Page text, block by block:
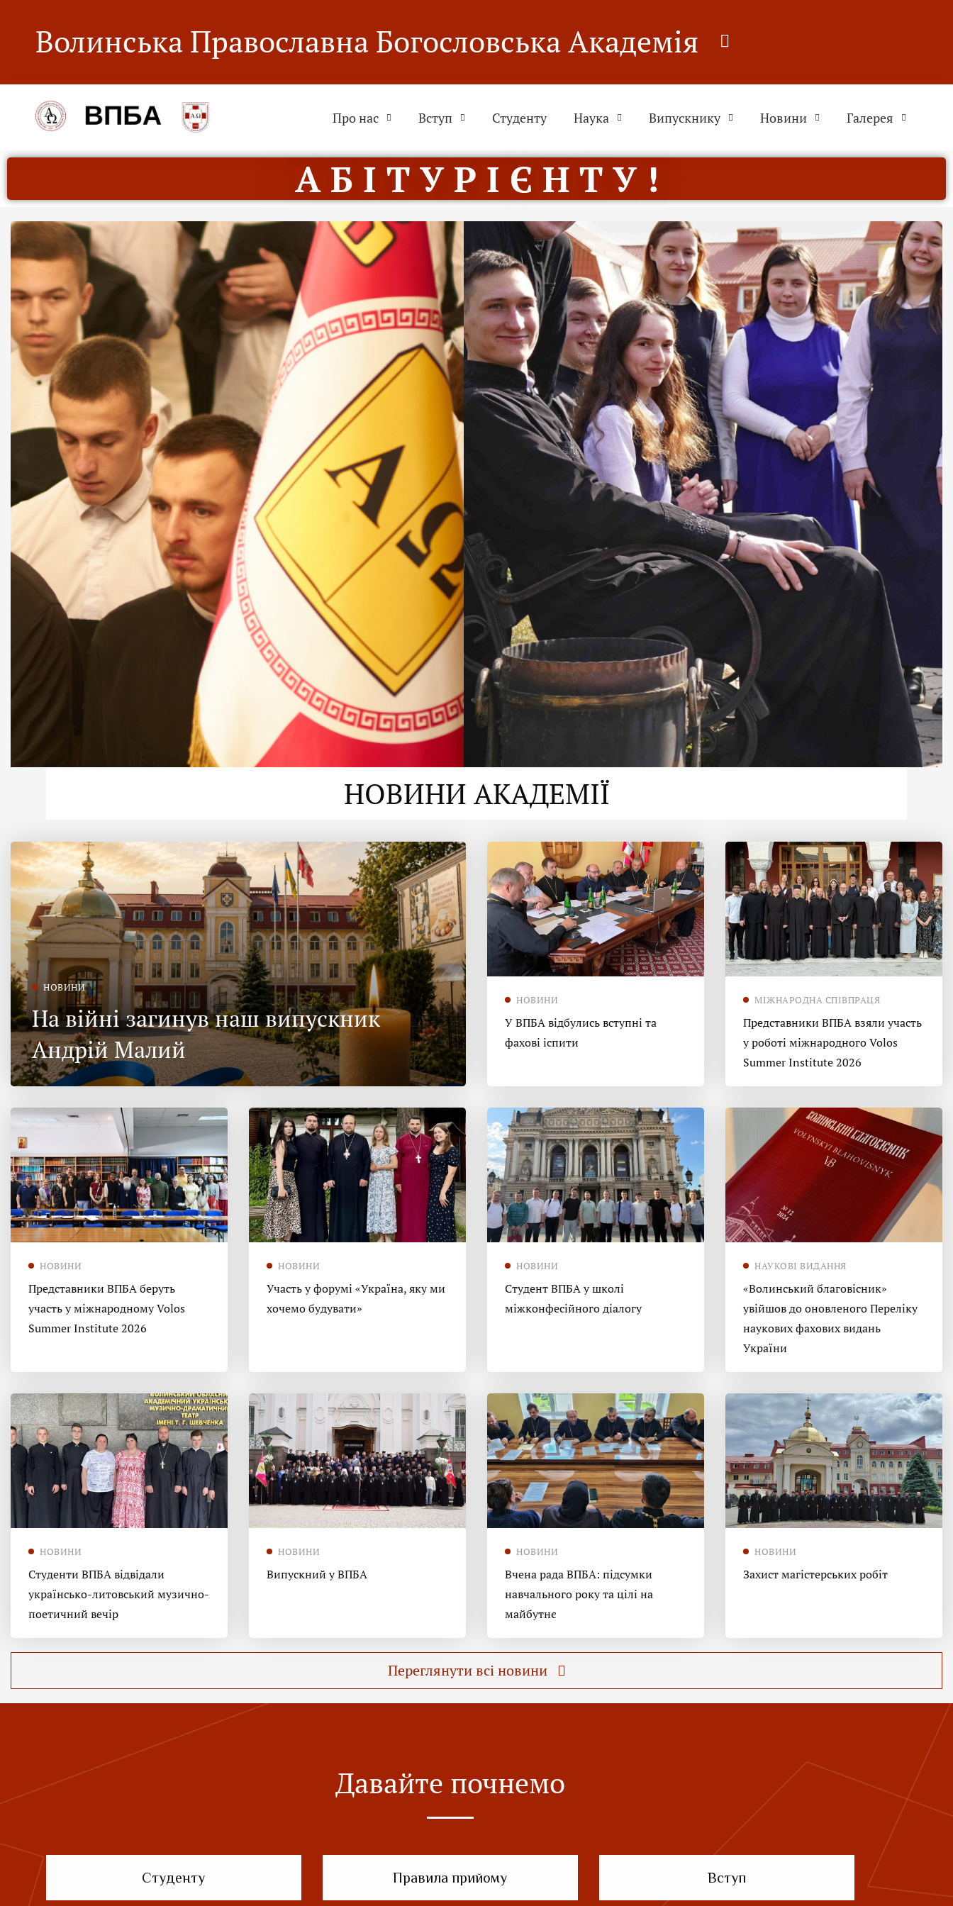
Волинська Православна Богословська Академія
Про нас Вступ Студенту Наука Випускнику Новини Галерея
А Б І Т У Р І Є Н Т У !
ДУХОВНО СИЛЬНІ!
ВПБА — спільнота, де
формується покликання
Читати більше
/6
НОВИНИ АКАДЕМІЇ
НОВИНИ
На війні загинув наш випускник
Андрій Малий
НОВИНИ
У ВПБА відбулись вступні та
фахові іспити
МІЖНАРОДНА СПІВПРАЦЯ
Представники ВПБА взяли участь
у роботі міжнародного Volos
Summer Institute 2026
НОВИНИ
Представники ВПБА беруть
участь у міжнародному Volos
Summer Institute 2026
НОВИНИ
Участь у форумі «Україна, яку ми
хочемо будувати»
НОВИНИ
Студент ВПБА у школі
міжконфесійного діалогу
НАУКОВІ ВИДАННЯ
«Волинський благовісник»
увійшов до оновленого Переліку
наукових фахових видань
України
НОВИНИ
Студенти ВПБА відвідали
українсько-литовський музично-
поетичний вечір
НОВИНИ
Випускний у ВПБА
НОВИНИ
Вчена рада ВПБА: підсумки
навчального року та цілі на
майбутнє
НОВИНИ
Захист магістерських робіт
Переглянути всі новини
Давайте почнемо
Студенту Правила прийому Вступ